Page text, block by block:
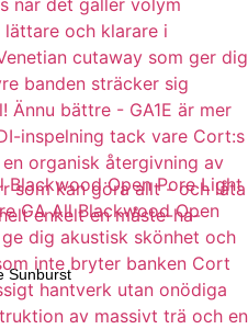
Sunburst